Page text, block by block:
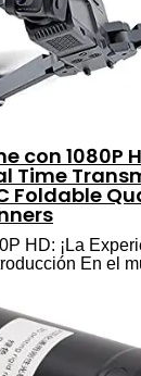
con 1080P
Time
Foldable
HD: ¡La
En el